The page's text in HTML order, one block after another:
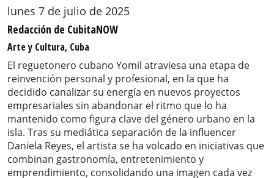
lunes 7 de julio de 2025
Redacción de CubitaNOW
Arte y Cultura, Cuba
El reguetonero cubano Yomil atraviesa una etapa de
reinvención personal y profesional, en la que ha
decidido canalizar su energía en nuevos proyectos
empresariales sin abandonar el ritmo que lo ha
mantenido como figura clave del género urbano en la
isla. Tras su mediática separación de la influencer
Daniela Reyes, el artista se ha volcado en iniciativas que
combinan gastronomía, entretenimiento y
emprendimiento, consolidando una imagen cada vez